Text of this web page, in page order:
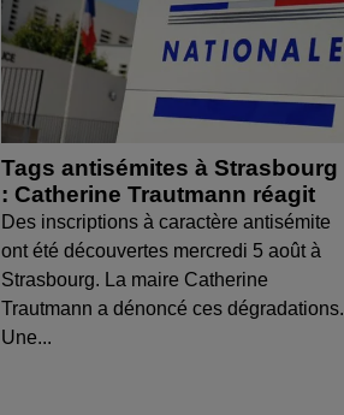
Tags antisémites à Strasbourg
: Catherine Trautmann réagit
Des inscriptions à caractère antisémite
ont été découvertes mercredi 5 août à
Strasbourg. La maire Catherine
Trautmann a dénoncé ces dégradations.
Une...